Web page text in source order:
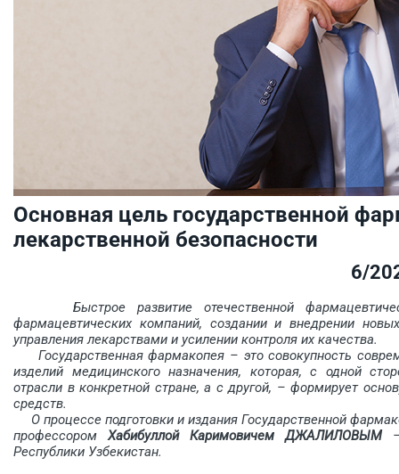
Основная цель государственной
лекарственной безопасности
6/
Быстрое развитие отечественной
фармацевтических компаний, создании и внедрении
управления лекарствами и усилении контроля их качества.
Государственная фармакопея – это совокупность
изделий медицинского назначения, которая, с одной
отрасли в конкретной стране, а с другой, – формирует
средств.
О процессе подготовки и издания Государственной
профессором ­Хабибуллой Каримовичем ДЖАЛИЛОВЫМ–
Республики Узбе­кистан.